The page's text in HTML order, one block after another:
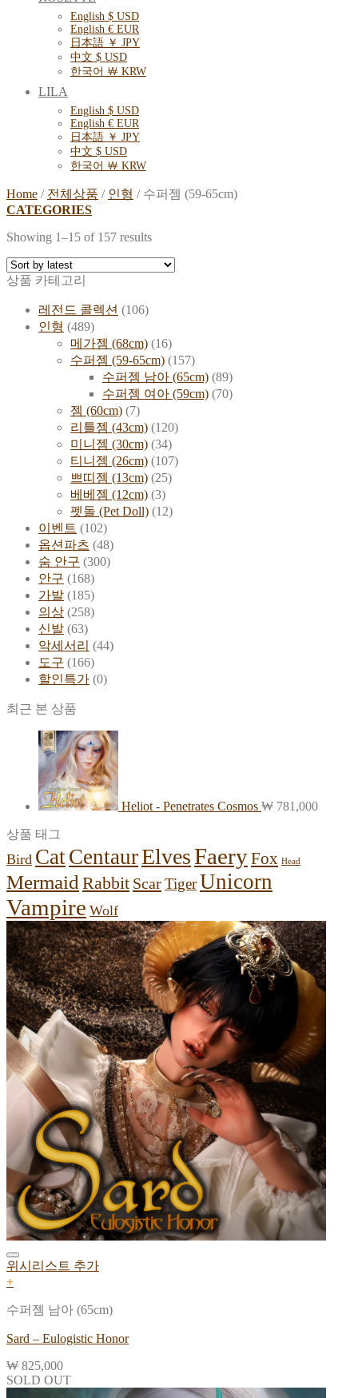
English $ USD
English € EUR
日本語 ￥ JPY
中文 $ USD
한국어 ￦ KRW
LILA
English $ USD
English € EUR
日本語 ￥ JPY
中文 $ USD
한국어 ￦ KRW
Home / 전체상품 / 인형 /수퍼젬 (59-65cm)
CATEGORIES
Showing 1–15 of 157 results
상품 카테고리
레전드 콜렉션 (106)
인형 (489)
메가젬 (68cm) (16)
수퍼젬 (59-65cm) (157)
수퍼젬 남아 (65cm) (89)
수퍼젬 여아 (59cm) (70)
젬 (60cm) (7)
리틀젬 (43cm) (120)
미니젬 (30cm) (34)
티니젬 (26cm) (107)
쁘띠젬 (13cm) (25)
베베젬 (12cm) (3)
펫돌 (Pet Doll) (12)
이벤트 (102)
옵션파츠 (48)
숨 안구 (300)
안구 (168)
가발 (185)
의상 (258)
신발 (63)
악세서리 (44)
도구 (166)
할인특가 (0)
최근 본 상품
Heliot - Penetrates Cosmos ₩ 781,000
상품 태그
Bird CatCentaurElvesFaeryFox Head
Mermaid Rabbit ScarTigerUnicorn
Vampire Wolf
위시리스트 추가
+
수퍼젬 남아 (65cm)
Sard – Eulogistic Honor
₩ 825,000
SOLD OUT